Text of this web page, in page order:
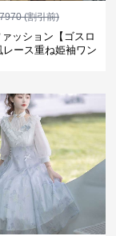
(割引前)
ッション【ゴスロ
レース重ね姫袖ワン